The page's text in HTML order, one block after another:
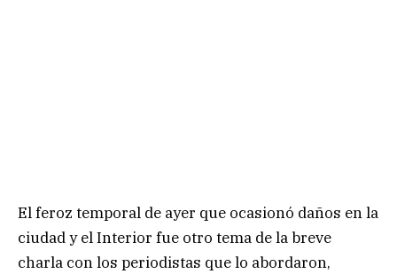
El feroz temporal de ayer que ocasionó daños en la
ciudad y el Interior fue otro tema de la breve
charla con los periodistas que lo abordaron,